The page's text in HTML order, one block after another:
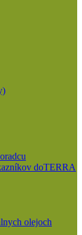
doTERRA
olejoch